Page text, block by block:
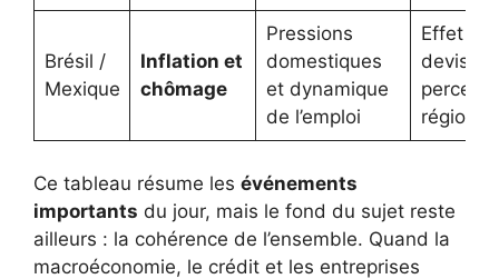
Brésil /
Mexique
Inflation et
chômage
Pressions
domestiques
et dynamique
de l’emploi
Effet sur
devises
Ce tableau résume les événements
importants du jour, mais le fond du sujet reste
ailleurs : la cohérence de l’ensemble. Quand la
macroéconomie, le crédit et les entreprises